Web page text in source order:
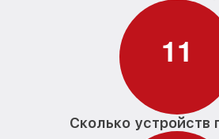
11
Сколько устройств